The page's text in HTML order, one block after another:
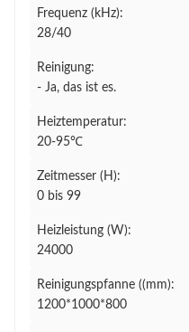
Frequenz (kHz):
28/40
Reinigung:
- Ja, das ist es.
Heiztemperatur:
20-95℃
Zeitmesser (H):
0 bis 99
Heizleistung (W):
24000
Reinigungspfanne ((mm):
1200*1000*800